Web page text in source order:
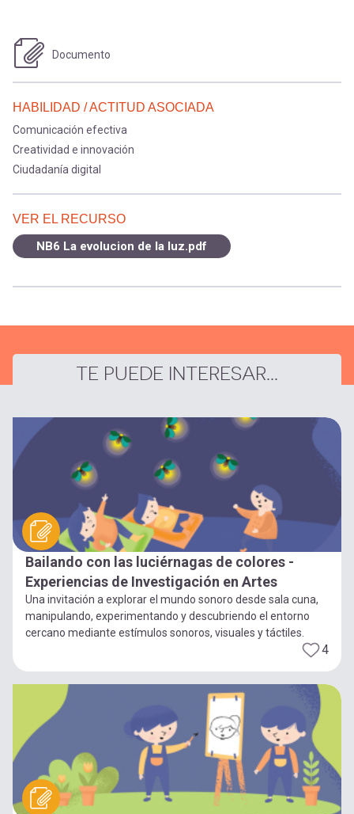
Documento
HABILIDAD / ACTITUD ASOCIADA
Comunicación efectiva
Creatividad e innovación
Ciudadanía digital
VER EL RECURSO
NB6 La evolucion de la luz.pdf
TE PUEDE INTERESAR...
Bailando con las luciérnagas de colores -
Experiencias de Investigación en Artes
Una invitación a explorar el mundo sonoro desde sala cuna,
manipulando, experimentando y descubriendo el entorno
cercano mediante estímulos sonoros, visuales y táctiles.
4